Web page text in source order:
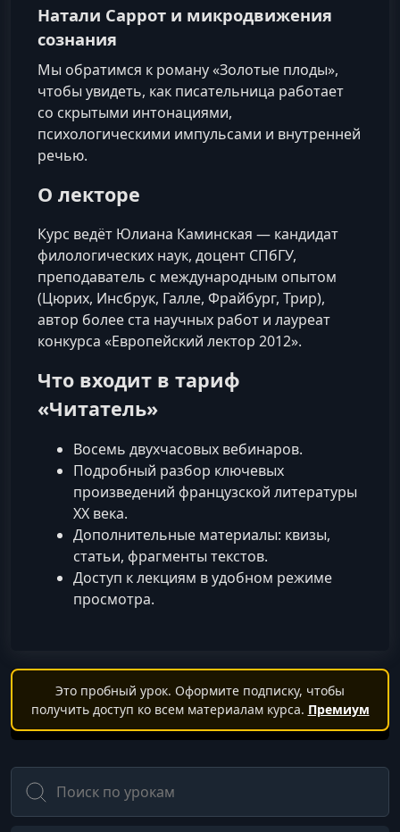
Натали Саррот и микродвижения
сознания
Мы обратимся к роману «Золотые плоды»,
чтобы увидеть, как писательница работает
со скрытыми интонациями,
психологическими импульсами и внутренней
речью.
О лекторе
Курс ведёт Юлиана Каминская — кандидат
филологических наук, доцент СПбГУ,
преподаватель с международным опытом
(Цюрих, Инсбрук, Галле, Фрайбург, Трир),
автор более ста научных работ и лауреат
конкурса «Европейский лектор 2012».
Что входит в тариф
«Читатель»
Восемь двухчасовых вебинаров.
Подробный разбор ключевых
произведений французской литературы
XX века.
Дополнительные материалы: квизы,
статьи, фрагменты текстов.
Доступ к лекциям в удобном режиме
просмотра.
Это пробный урок. Оформите подписку, чтобы
получить доступ ко всем материалам курса. Премиум
Поиск